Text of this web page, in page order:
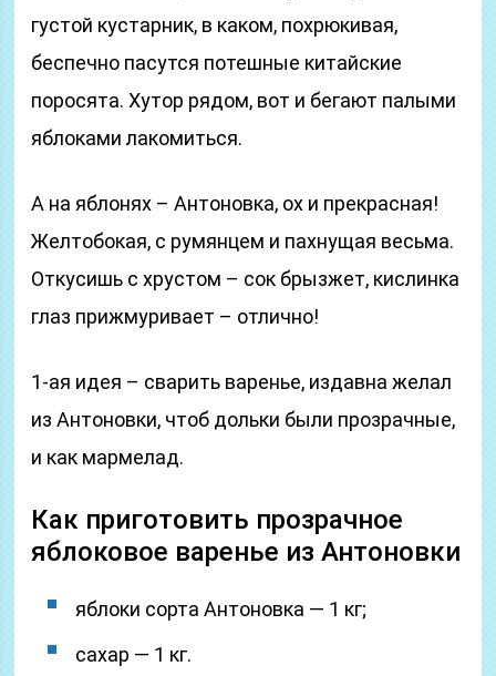
густой кустарник, в каком, похрюкивая,
беспечно пасутся потешные китайские
поросята. Хутор рядом, вот и бегают палыми
яблоками лакомиться.
А на яблонях – Антоновка, ох и прекрасная!
Желтобокая, с румянцем и пахнущая весьма.
Откусишь с хрустом – сок брызжет, кислинка
глаз прижмуривает – отлично!
1-ая идея – сварить варенье, издавна желал
из Антоновки, чтоб дольки были прозрачные,
и как мармелад.
Как приготовить прозрачное
яблоковое варенье из Антоновки
яблоки сорта Антоновка — 1 кг;
сахар — 1 кг.